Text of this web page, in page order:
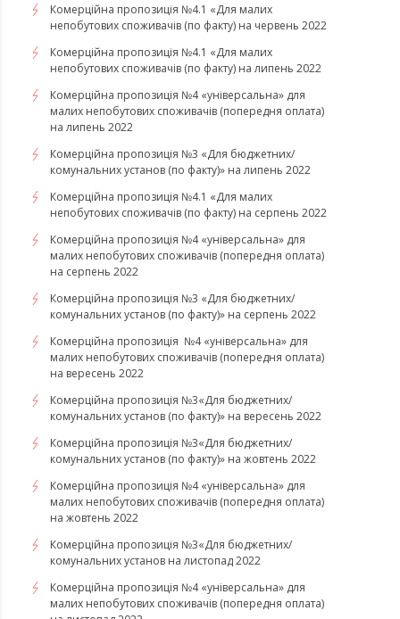
Комерційна пропозиція №4.1 «Для малих
непобутових споживачів (по факту) на червень 2022
Комерційна пропозиція №4.1 «Для малих
непобутових споживачів (по факту) на липень 2022
Комерційна пропозиція №4 «універсальна» для
малих непобутових споживачів (попередня оплата)
на липень 2022
Комерційна пропозиція №3 «Для бюджетних/
комунальних установ (по факту)» на липень 2022
Комерційна пропозиція №4.1 «Для малих
непобутових споживачів (по факту) на серпень 2022
Комерційна пропозиція №4 «універсальна» для
малих непобутових споживачів (попередня оплата)
на серпень 2022
Комерційна пропозиція №3 «Для бюджетних/
комунальних установ (по факту)» на серпень 2022
Комерційна пропозиція №4 «універсальна» для
малих непобутових споживачів (попередня оплата)
на вересень 2022
Комерційна пропозиція №3«Для бюджетних/
комунальних установ (по факту)» на вересень 2022
Комерційна пропозиція №3«Для бюджетних/
комунальних установ (по факту)» на жовтень 2022
Комерційна пропозиція №4 «універсальна» для
малих непобутових споживачів (попередня оплата)
на жовтень 2022
Комерційна пропозиція №3«Для бюджетних/
комунальних установ на листопад 2022
Комерційна пропозиція №4 «універсальна» для
малих непобутових споживачів (попередня оплата)